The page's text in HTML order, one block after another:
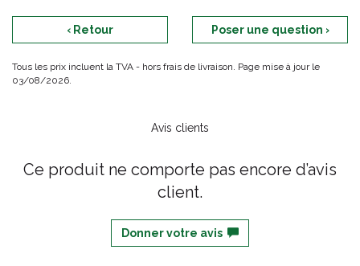
‹ Retour Poser une question ›
Tous les prix incluent la TVA - hors frais de livraison. Page mise à jour le
03/08/2026.
Avis clients
Ce produit ne comporte pas encore d’avis
client.
Donner votre avis